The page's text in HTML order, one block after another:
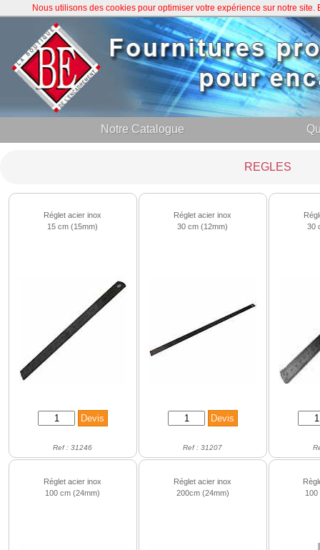
Notre Catalogue
REGLES
Réglet acier inox
15 cm (15mm)
Ref : 31246
Réglet acier inox
30 cm (12mm)
Ref : 31207
30
Réglet acier inox
100 cm (24mm)
Réglet acier inox
200cm (24mm)
Nous utilisons des cookies pour optimiser votre expérience sur notre